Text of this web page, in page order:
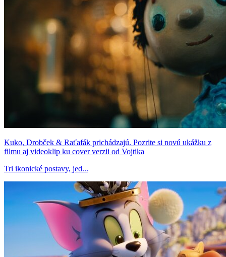
Kuko, Drobček & Raťafák prichádzajú. Pozrite si novú ukážku z
filmu aj videoklip ku cover verzii od Vojtika
Tri ikonické postavy, jed...